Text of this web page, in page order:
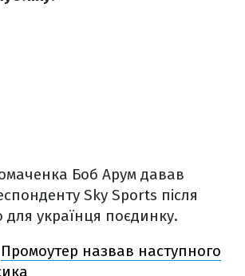
Боб Арум давав
Sky Sports після
українця поєдинку.
Промоутер назвав наступного